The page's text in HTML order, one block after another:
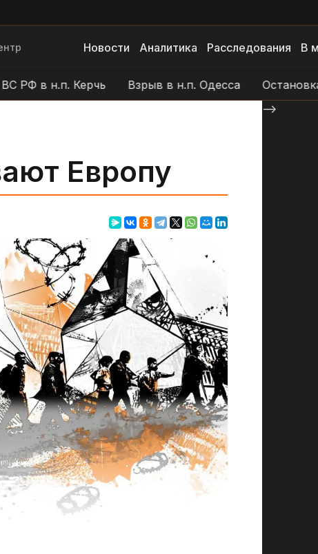
Новости Аналитика Расследования В
в н.п. Керчь Взрыв в н.п. Одесса Остановка
Европу
-->